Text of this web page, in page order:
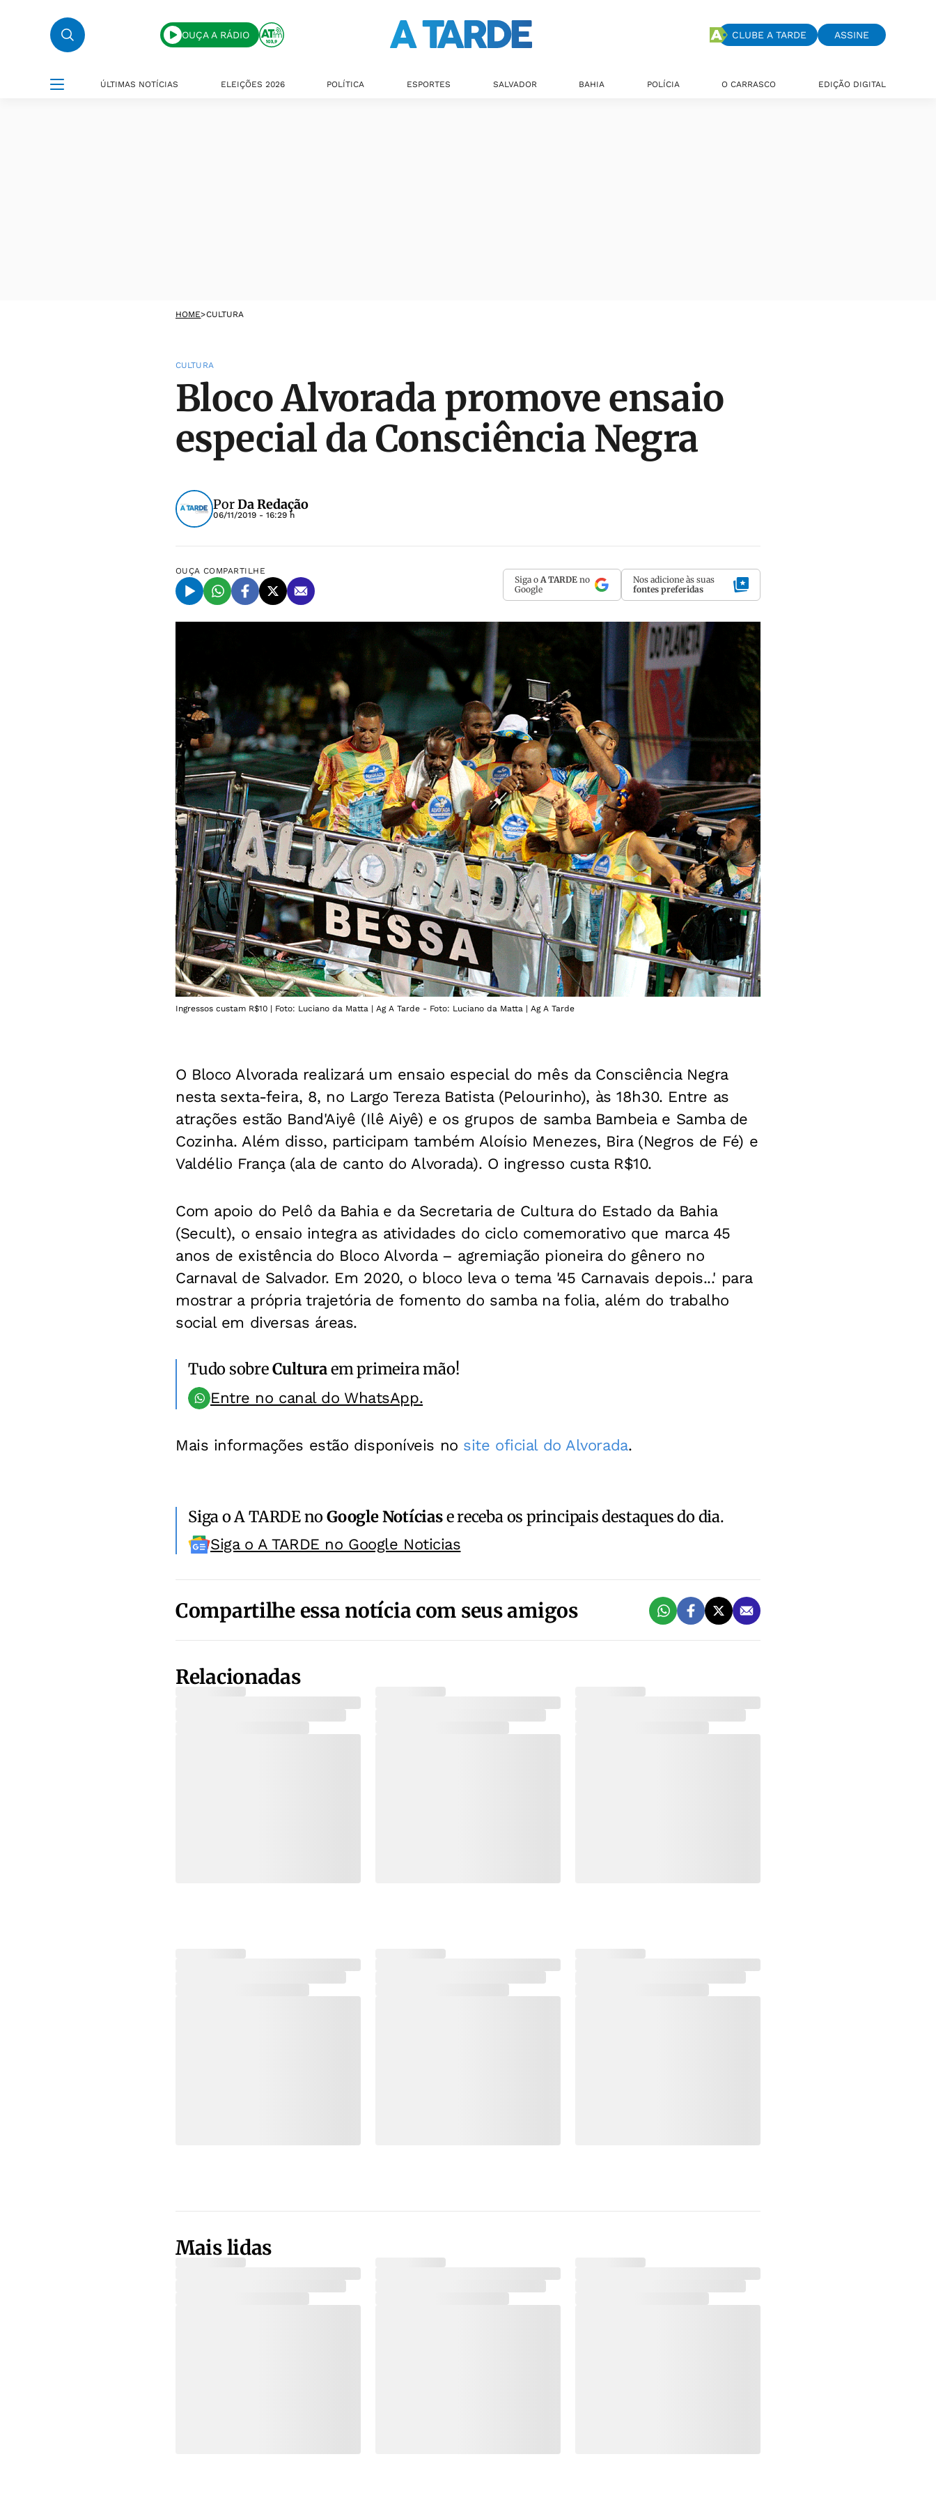
OUÇA A RÁDIO CLUBE A TARDE ASSINE
ÚLTIMAS NOTÍCIAS ELEIÇÕES 2026 POLÍTICA ESPORTES SALVADOR BAHIA POLÍCIA O CARRASCO EDIÇÃO DIGITAL
HOME>CULTURA
CULTURA
Bloco Alvorada promove ensaio
especial da Consciência Negra
PorDa Redação
06/11/2019 - 16:29 h
OUÇA COMPARTILHE
Siga o A TARDE no
Google
Nos adicione às suas
fontes preferidas
Ingressos custam R$10 | Foto: Luciano da Matta | Ag A Tarde - Foto: Luciano da Matta | Ag A Tarde
O Bloco Alvorada realizará um ensaio especial do mês da Consciência Negra
nesta sexta-feira, 8, no Largo Tereza Batista (Pelourinho), às 18h30. Entre as
atrações estão Band'Aiyê (Ilê Aiyê) e os grupos de samba Bambeia e Samba de
Cozinha. Além disso, participam também Aloísio Menezes, Bira (Negros de Fé) e
Valdélio França (ala de canto do Alvorada). O ingresso custa R$10.
Com apoio do Pelô da Bahia e da Secretaria de Cultura do Estado da Bahia
(Secult), o ensaio integra as atividades do ciclo comemorativo que marca 45
anos de existência do Bloco Alvorda – agremiação pioneira do gênero no
Carnaval de Salvador. Em 2020, o bloco leva o tema '45 Carnavais depois...' para
mostrar a própria trajetória de fomento do samba na folia, além do trabalho
social em diversas áreas.
Tudo sobreCulturaem primeira mão!
Entre no canal do WhatsApp.
Mais informações estão disponíveis no site oficial do Alvorada.
Siga o A TARDE noGoogle Notíciase receba os principais destaques do dia.
Siga o A TARDE no Google Noticias
Compartilhe essa notícia com seus amigos
Relacionadas
Mais lidas